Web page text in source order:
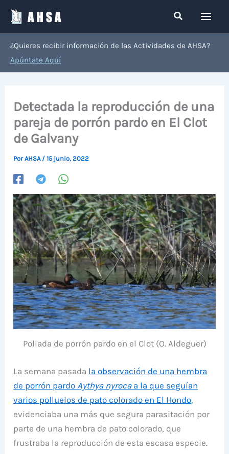
contenido
Buscar
¿Quieres recibir información de las Actividades de AHSA?
Apúntate Aquí
Detectada la reproducción de una
pareja de porrón pardo en El Clot
de Galvany
PorAHSA /15 junio, 2022
Pollada de porrón pardo en el Clot (O. Aldeguer)
La semana pasada la observación de una hembra
de porrón pardo Aythya nyrocaa la que seguían
varios polluelos de pato colorado en El Hondo,
evidenciaba una más que segura parasitación por
parte de una hembra de pato colorado, que
frustraba la reproducción de esta escasa especie.